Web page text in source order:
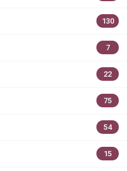
130
7
22
75
54
15